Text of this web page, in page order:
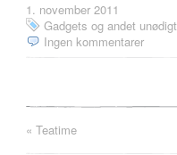
1. november 2011
Gadgets og andet unødigt
Ingen kommentarer
« Teatime